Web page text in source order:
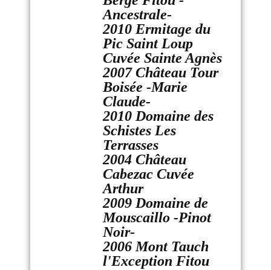
Ancestrale-
2010 Ermitage du
Pic Saint Loup
Cuvée Sainte Agnès
2007 Château Tour
Boisée -Marie
Claude-
2010 Domaine des
Schistes Les
Terrasses
2004 Château
Cabezac Cuvée
Arthur
2009 Domaine de
Mouscaillo -Pinot
Noir-
2006 Mont Tauch
l'Exception Fitou